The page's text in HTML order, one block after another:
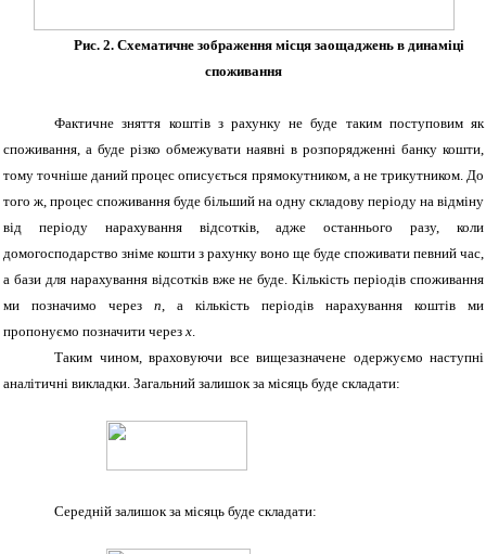
Рис. 2. Схематичне зображення місця заощаджень в динаміці
споживання
Фактичне зняття коштів з рахунку не буде таким поступовим як
споживання, а буде різко обмежувати наявні в розпорядженні банку кошти,
тому точніше даний процес описується прямокутником, а не трикутником. До
того ж, процес споживання буде більший на одну складову періоду на відміну
від періоду нарахування відсотків, адже останнього разу, коли
домогосподарство зніме кошти з рахунку воно ще буде споживати певний час,
а бази для нарахування відсотків вже не буде. Кількість періодів споживання
ми позначимо через n , а кількість періодів нарахування коштів ми
пропонуємо позначити через х
Таким чином, враховуючи все вищезазначене одержуємо наступні
аналітичні викладки. Загальний залишок за місяць буде складати:
Середній залишок за місяць буде складати: